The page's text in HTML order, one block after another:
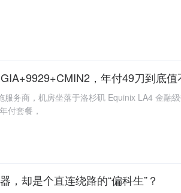
，年付49刀到底值
务商，机房坐落于洛杉矶 Equinix LA4 金融
付套餐，
却是个直连绕路的“偏科生”？